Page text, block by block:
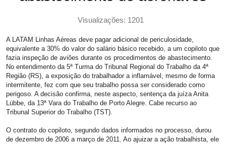
Visualizações: 1201
A LATAM Linhas Aéreas deve pagar adicional de periculosidade,
equivalente a 30% do valor do salário básico recebido, a um copiloto que
fazia inspeção de aviões durante os procedimentos de abastecimento.
No entendimento da 5ª Turma do Tribunal Regional do Trabalho da 4ª
Região (RS), a exposição do trabalhador a inflamável, mesmo de forma
intermitente, fez com que seu trabalho possa ser considerado como
perigoso. A decisão confirma, neste aspecto, sentença da juíza Anita
Lübbe, da 13ª Vara do Trabalho de Porto Alegre. Cabe recurso ao
Tribunal Superior do Trabalho (TST).
O contrato do copiloto, segundo dados informados no processo, durou
de dezembro de 2006 a março de 2011. Ao ajuizar a ação trabalhista, ele